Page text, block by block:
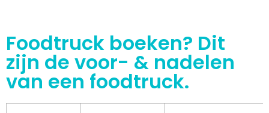
Foodtruck boeken? Dit
zijn de voor- & nadelen
van een foodtruck.